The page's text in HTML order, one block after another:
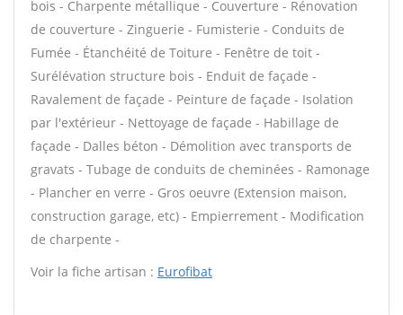
bois - Charpente métallique - Couverture - Rénovation
de couverture - Zinguerie - Fumisterie - Conduits de
Fumée - Étanchéité de Toiture - Fenêtre de toit -
Surélévation structure bois - Enduit de façade -
Ravalement de façade - Peinture de façade - Isolation
par l'extérieur - Nettoyage de façade - Habillage de
façade - Dalles béton - Démolition avec transports de
gravats - Tubage de conduits de cheminées - Ramonage
- Plancher en verre - Gros oeuvre (Extension maison,
construction garage, etc) - Empierrement - Modification
de charpente -
Voir la fiche artisan : Eurofibat